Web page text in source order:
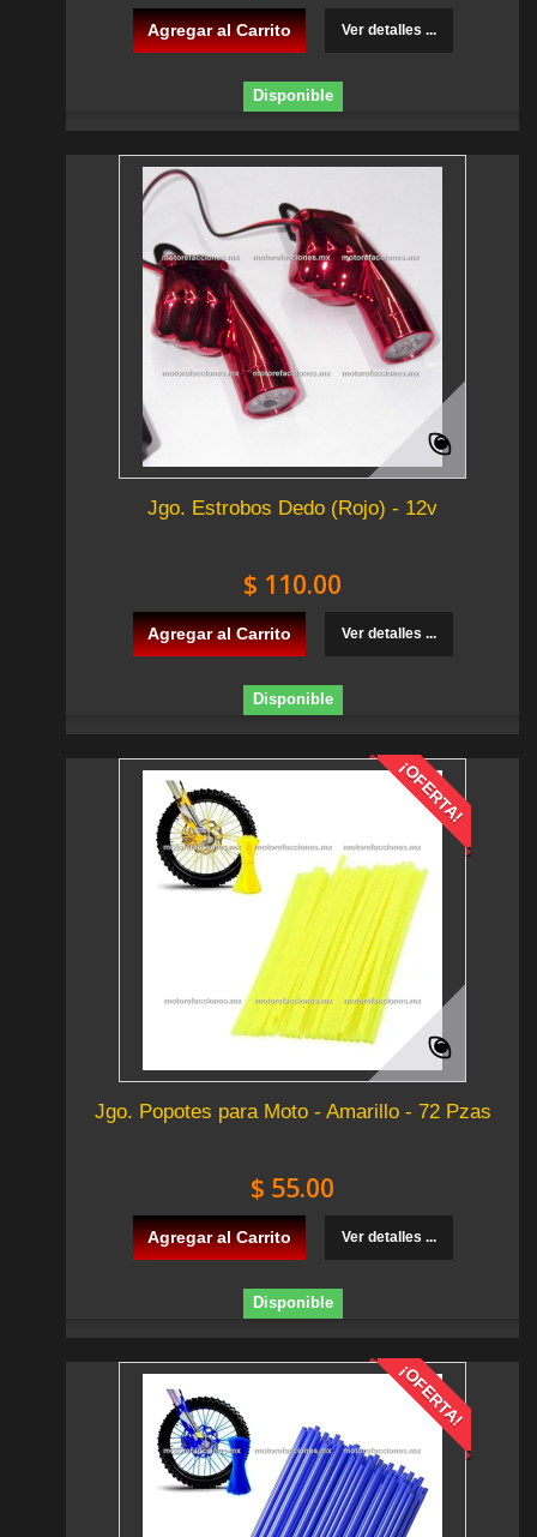
Agregar al Carrito Ver detalles ...
Disponible
Jgo. Estrobos Dedo (Rojo) - 12v
$ 110.00
Agregar al Carrito Ver detalles ...
Disponible
¡OFERTA!
Jgo. Popotes para Moto - Amarillo - 72 Pzas
$ 55.00
Agregar al Carrito Ver detalles ...
Disponible
¡OFERTA!